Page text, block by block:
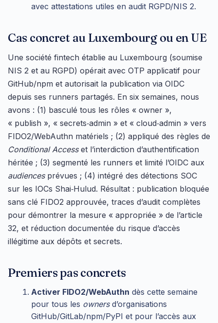
avec attestations utiles en audit RGPD/NIS 2.
Cas concret au Luxembourg ou en UE
Une société fintech établie au Luxembourg (soumise
NIS 2 et au RGPD) opérait avec OTP applicatif pour
GitHub/npm et autorisait la publication via OIDC
depuis ses runners partagés. En six semaines, nous
avons : (1) basculé tous les rôles « owner »,
« publish », « secrets‑admin » et « cloud‑admin » vers
FIDO2/WebAuthn matériels ; (2) appliqué des règles de
Conditional Accesset l’interdiction d’authentification
héritée ; (3) segmenté les runners et limité l’OIDC aux
audiencesprévues ; (4) intégré des détections SOC
sur les IOCs Shai‑Hulud. Résultat : publication bloquée
sans clé FIDO2 approuvée, traces d’audit complètes
pour démontrer la mesure « appropriée » de l’article
32, et réduction documentée du risque d’accès
illégitime aux dépôts et secrets.
Premiers pas concrets
Activer FIDO2/WebAuthn dès cette semaine
pour tous les ownersd’organisations
GitHub/GitLab/npm/PyPI et pour l’accès aux